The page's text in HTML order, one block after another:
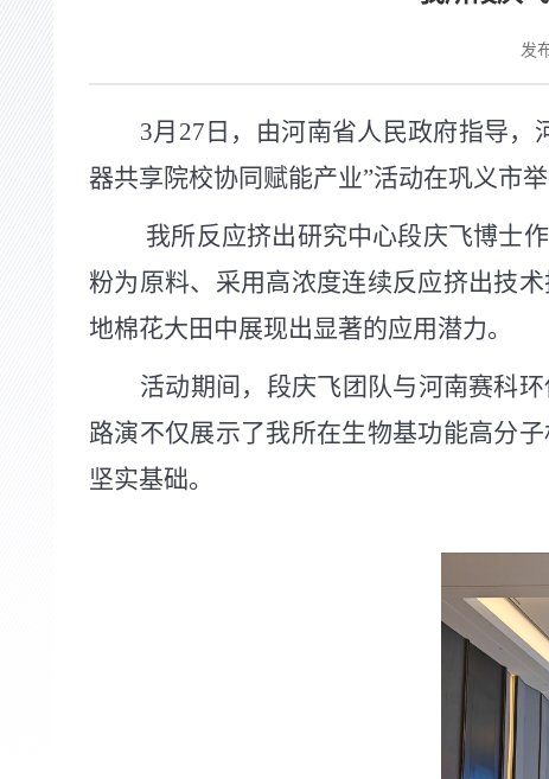
发
3月 27 日，由河南省人民政府指导，
器共享院校协同赋能产业”活动在巩义市
我所反应挤出研究中心段庆飞博士
粉为原料、采用高浓度连续反应挤出技
地棉花大田中展现出显著的应用潜力。
活动期间，段庆飞团队与河南赛科
路演不仅展示了我所在生物基功能高分
坚实基础。